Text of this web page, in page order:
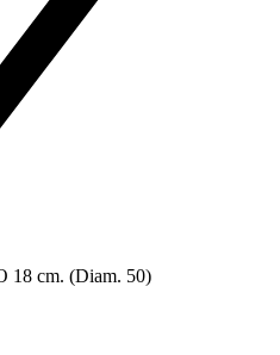
cm. (Diam. 50)